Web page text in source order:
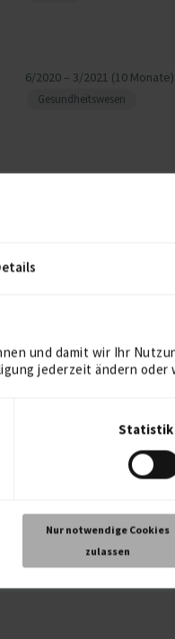
und damit wir Ihr
jederzeit ändern oder
Nur notwendige Cookies
zulassen
6/2020 – 3/2021 (10 Monate)
Gesundheitswesen
2016